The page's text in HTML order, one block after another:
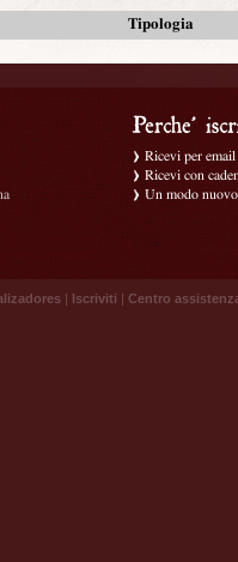
Tipologia
Ricevi per
Ricevi con
Un modo
| Iscriviti | Centro